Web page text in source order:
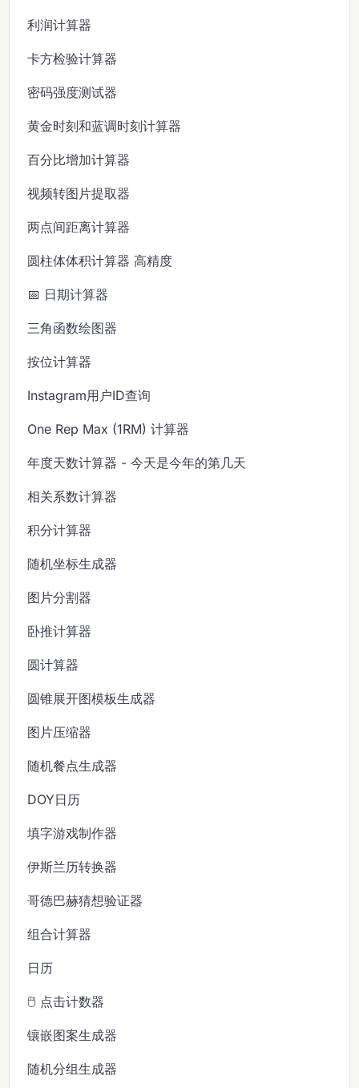
利润计算器
卡方检验计算器
密码强度测试器
黄金时刻和蓝调时刻计算器
百分比增加计算器
视频转图片提取器
两点间距离计算器
圆柱体体积计算器 高精度
📅 日期计算器
三角函数绘图器
按位计算器
Instagram用户ID查询
One Rep Max (1RM) 计算器
年度天数计算器 - 今天是今年的第几天
相关系数计算器
积分计算器
随机坐标生成器
图片分割器
卧推计算器
圆计算器
圆锥展开图模板生成器
图片压缩器
随机餐点生成器
DOY日历
填字游戏制作器
伊斯兰历转换器
哥德巴赫猜想验证器
组合计算器
日历
🖱️ 点击计数器
镶嵌图案生成器
随机分组生成器